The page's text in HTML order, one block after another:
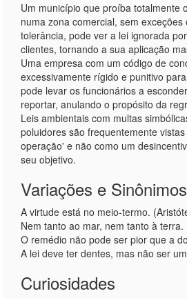
Um município que proíba totalmente
numa zona comercial, sem
tolerância, pode ver a lei ignorada
clientes, tornando a sua aplicação
Uma empresa com um código de
excessivamente rígido e punitivo
pode levar os funcionários a
reportar, anulando o propósito da
Leis ambientais com multas
poluidores são frequentemente
operação' e não como um
seu objetivo.
Variações e Sinônimos
A virtude está no meio-termo.
Nem tanto ao mar, nem tanto à terra.
O remédio não pode ser pior que a
A lei deve ter dentes, mas não ser
Curiosidades